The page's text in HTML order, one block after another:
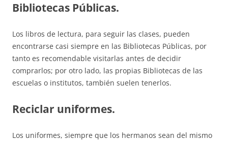
Bibliotecas Públicas.
Los libros de lectura, para seguir las clases, pueden
encontrarse casi siempre en las Bibliotecas Públicas, por
tanto es recomendable visitarlas antes de decidir
comprarlos; por otro lado, las propias Bibliotecas de las
escuelas o institutos, también suelen tenerlos.
Reciclar uniformes.
Los uniformes, siempre que los hermanos sean del mismo